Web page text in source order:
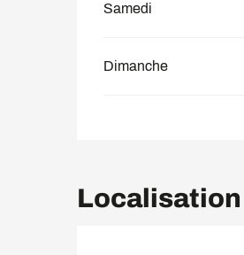
Samedi
Dimanche
Localisation